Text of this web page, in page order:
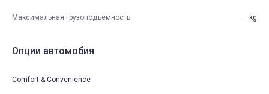
Максимальная грузоподъемность —kg
Опции автомобия
Comfort & Convenience